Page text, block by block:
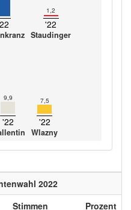
1,2
'22
Staudinger
9,9
'22
7,5
'22
Wlazny
2022
Stimmen
Prozent